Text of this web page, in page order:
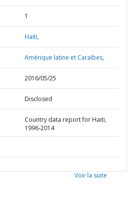
1
Haïti,
Amérique latine et Caraïbes,
2016/05/25
Disclosed
Country data report for Haiti,
1996-2014
Voir la suite